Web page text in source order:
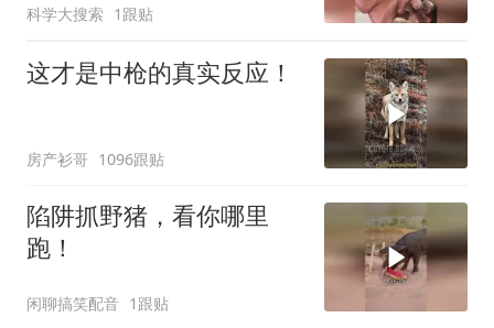
科学大搜索 1跟贴
这才是中枪的真实反应！
房产衫哥 1096跟贴
陷阱抓野猪，看你哪里
跑！
闲聊搞笑配音 1跟贴